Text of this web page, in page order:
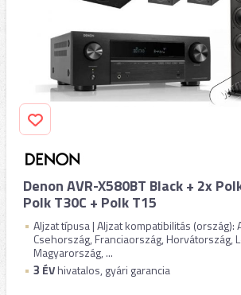
Denon AVR-X580BT Black + 2x
Polk T30C + Polk T15
Aljzat típusa | Aljzat kompatibilitás (ország):
Csehország, Franciaország, Horvátország,
Magyarország, ...
3 ÉVhivatalos, gyári garancia